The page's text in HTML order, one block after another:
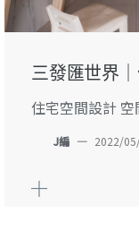
三發匯世界
住宅空間設計 空
J編 — 2022/